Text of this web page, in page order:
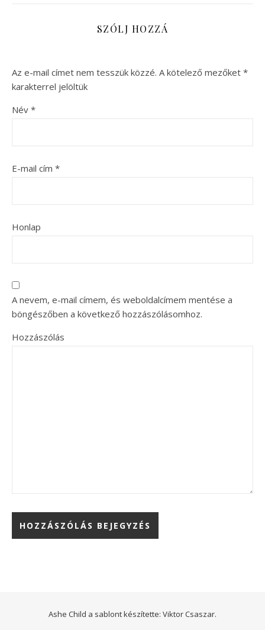
SZÓLJ HOZZÁ
Az e-mail címet nem tesszük közzé. A kötelező mezőket *
karakterrel jelöltük
Név *
E-mail cím *
Honlap
A nevem, e-mail címem, és weboldalcímem mentése a
böngészőben a következő hozzászólásomhoz.
Hozzászólás
Ashe Child a sablont készítette: Viktor Csaszar.